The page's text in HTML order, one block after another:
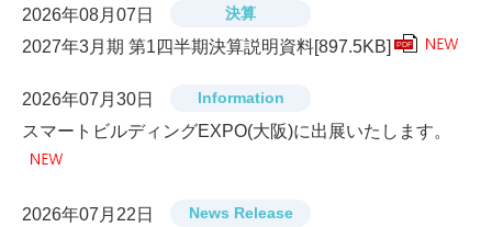
2026年08月07日 決算
2027年3月期 第1四半期決算説明資料[897.5KB] PDF
2026年07月30日 Information
スマートビルディングEXPO(大阪)に出展いたします。
2026年07月22日 News Release